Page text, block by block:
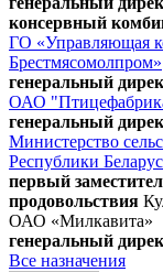
консервный
ГО «Управляющая
Брестмясомолпром»
генеральный
ОАО
генеральный
Министерство
Республики
первый
продовольствия
ОАО «Милкавита»
генеральный
Все назначения